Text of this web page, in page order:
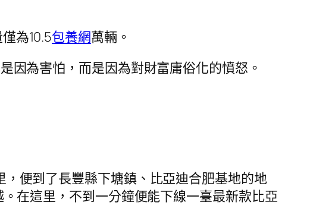
為10.5包養網萬輛。
因為害怕，而是因為對財富庸俗化的憤怒。
便到了長豐縣下塘鎮、比亞迪合肥基地的地
在這里，不到一分鐘便能下線一臺最新款比亞